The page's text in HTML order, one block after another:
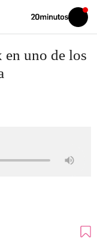
Volver
Iniciar
sesión
en uno de los